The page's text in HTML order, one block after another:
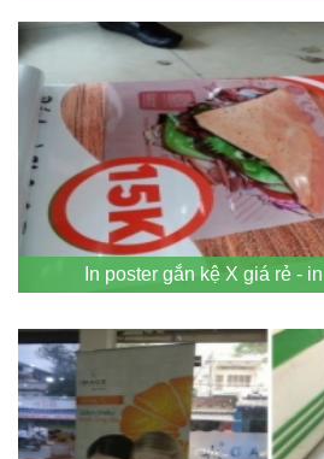
In poster gắn kệ X giá rẻ -